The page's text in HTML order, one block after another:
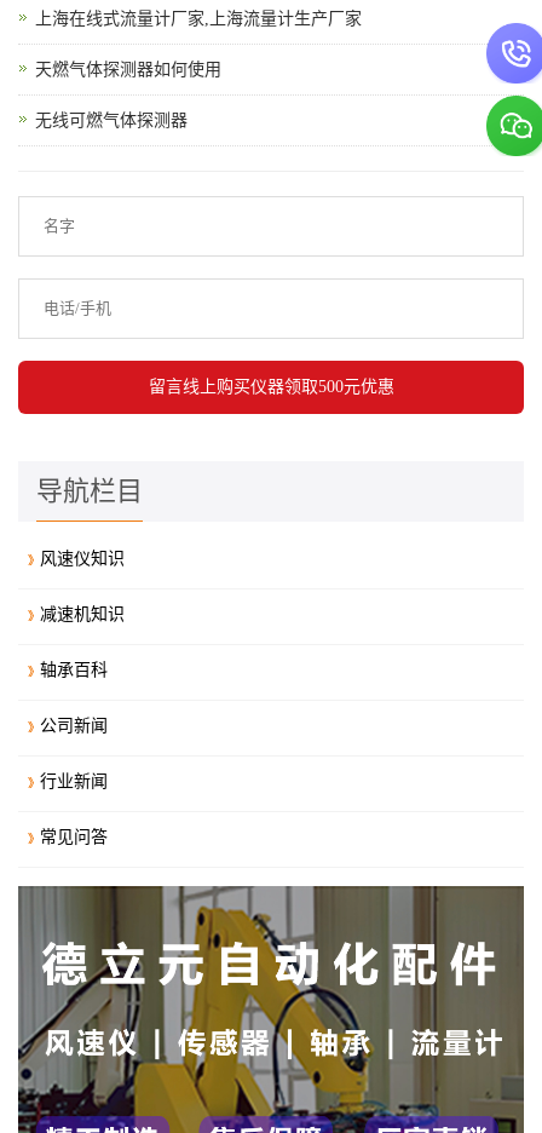
上海在线式流量计厂家,上海流量计生产厂家
天燃气体探测器如何使用
无线可燃气体探测器
导航栏目
风速仪知识
减速机知识
轴承百科
公司新闻
行业新闻
常见问答